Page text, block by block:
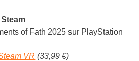
of Fath 2025 sur PlayStation
VR (33,99 €)